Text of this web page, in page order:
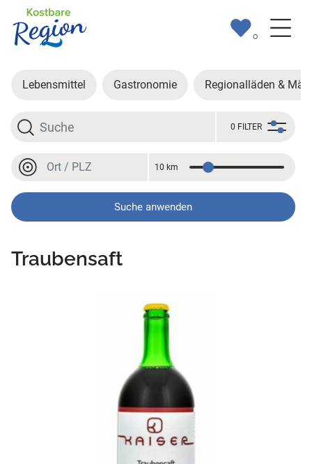
0
Lebensmittel Gastronomie Regionalläden &
Suche
0 FILTER
Ort oder PLZ
Entfernung
10 km
Suche anwenden
Traubensaft